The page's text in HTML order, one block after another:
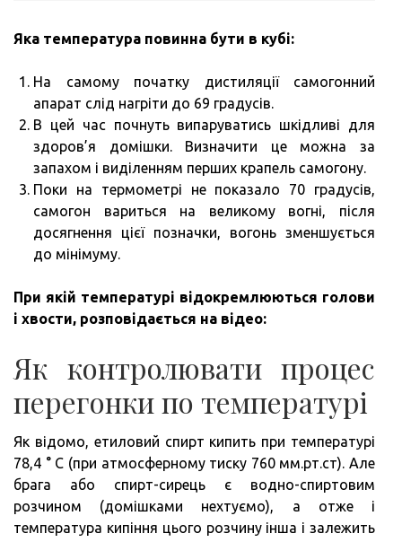
Яка температура повинна бути в кубі:
На самому початку дистиляції самогонний
апарат слід нагріти до 69 градусів.
В цей час почнуть випаруватись шкідливі для
здоров’я домішки. Визначити це можна за
запахом і виділенням перших крапель самогону.
Поки на термометрі не показало 70 градусів,
самогон вариться на великому вогні, після
досягнення цієї позначки, вогонь зменшується
до мінімуму.
При якій температурі відокремлюються голови
і хвости, розповідається на відео:
Як контролювати процес
перегонки по температурі
Як відомо, етиловий спирт кипить при температурі
78,4 ° C (при атмосферному тиску 760 мм.рт.ст). Але
брага або спирт-сирець є водно-спиртовим
розчином (домішками нехтуємо), а отже і
температура кипіння цього розчину інша і залежить